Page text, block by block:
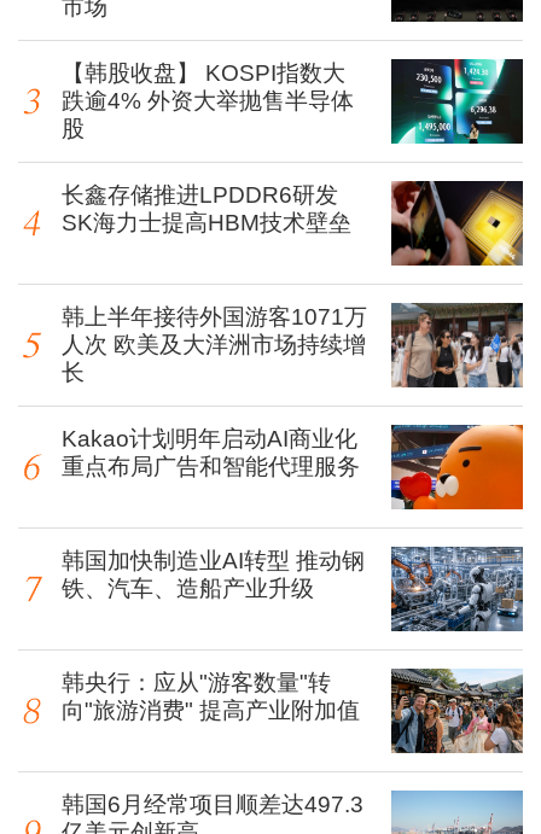
市场
【韩股收盘】 KOSPI指数大
跌逾4% 外资大举抛售半导体
股
长鑫存储推进LPDDR6研发
SK海力士提高HBM技术壁垒
韩上半年接待外国游客1071万
人次 欧美及大洋洲市场持续增
长
Kakao计划明年启动AI商业化
重点布局广告和智能代理服务
韩国加快制造业AI转型 推动钢
铁、汽车、造船产业升级
韩央行：应从"游客数量"转
向"旅游消费" 提高产业附加值
韩国6月经常项目顺差达497.3